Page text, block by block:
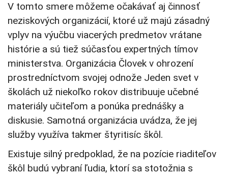
V tomto smere môžeme očakávať aj činnosť
neziskových organizácií, ktoré už majú zásadný
vplyv na výučbu viacerých predmetov vrátane
histórie a sú tiež súčasťou expertných tímov
ministerstva. Organizácia Človek v ohrození
prostredníctvom svojej odnože Jeden svet v
školách už niekoľko rokov distribuuje učebné
materiály učiteľom a ponúka prednášky a
diskusie. Samotná organizácia uvádza, že jej
služby využíva takmer štyritisíc škôl.
Existuje silný predpoklad, že na pozície riaditeľov
škôl budú vybraní ľudia, ktorí sa stotožnia s